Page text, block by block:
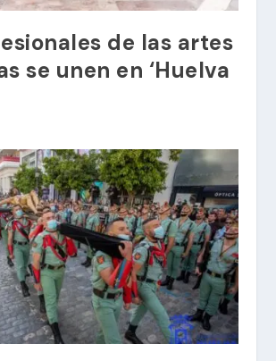
de las artes
se unen en ‘Huelva